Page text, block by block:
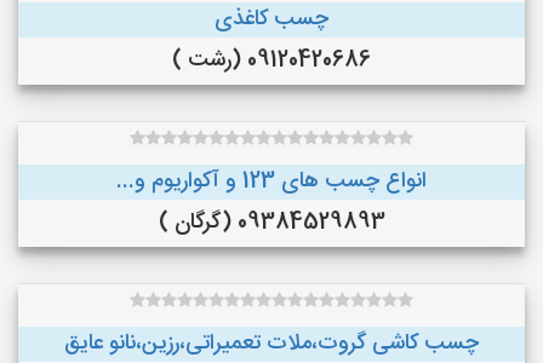
چسب کاغذی
09120420686 (رشت )
انواع چسب های 123 و آکواریوم و...
09384529893 (گرگان )
چسب کاشی گروت،ملات تعمیراتی،رزین،نانو عایق